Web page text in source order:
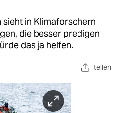
sieht in Klimaforschern
die besser predigen
das ja helfen.
teilen